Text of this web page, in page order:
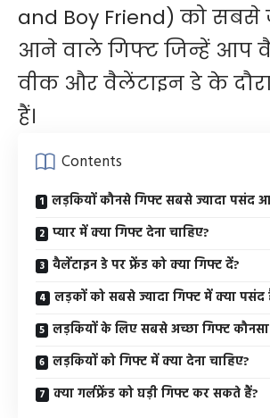
and Boy Friend) को सबसे
आने वाले गिफ्ट जिन्हें आप
वीक और वैलेंटाइन डे के
हैं।
Contents
लड़कियों कौनसे गिफ्ट सबसे ज्यादा पसंद
प्यार में क्या गिफ्ट देना चाहिए?
वैलेंटाइन डे पर फ्रेंड को क्या गिफ्ट दें?
लड़कों को सबसे ज्यादा गिफ्ट में क्या पसंद
लड़कियों के लिए सबसे अच्छा गिफ्ट
लड़कियों को गिफ्ट में क्या देना चाहिए?
क्या गर्लफ्रेंड को घड़ी गिफ्ट कर सकते हैं?